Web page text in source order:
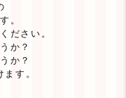
。
ださい。
か？
か？
す。